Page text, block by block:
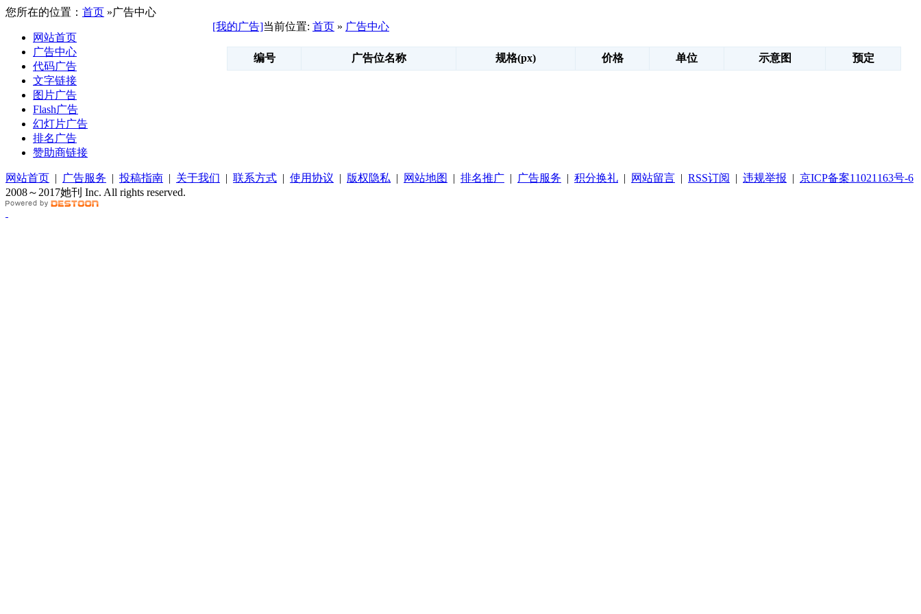
您所在的位置： 首页 »广告中心
网站首页
广告中心
代码广告
文字链接
图片广告
Flash广告
幻灯片广告
排名广告
赞助商链接
[我的广告]当前位置: 首页 » 广告中心
编号 广告位名称 规格(px) 价格 单位 示意图 预定
网站首页 | 广告服务 | 投稿指南 | 关于我们 | 联系方式 | 使用协议 | 版权隐私 | 网站地图 | 排名推广 | 广告服务 | 积分换礼 | 网站留言 | RSS订阅 | 违规举报 | 京ICP备案11021163号-6
2008～2017她刊 Inc. All rights reserved.